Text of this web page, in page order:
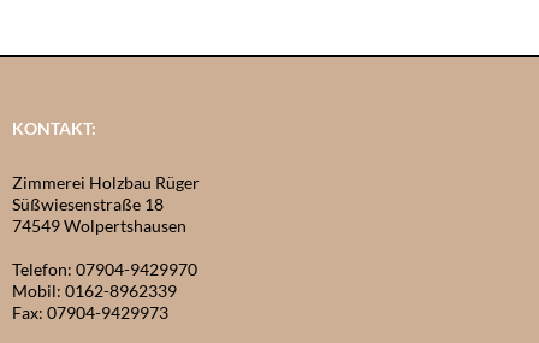
KONTAKT:
Zimmerei Holzbau Rüger
Süßwiesenstraße 18
74549 Wolpertshausen
Telefon: 07904-9429970
Mobil: 0162-8962339
Fax: 07904-9429973